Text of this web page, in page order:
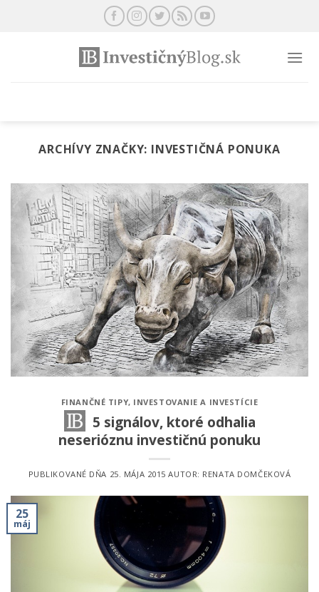
ARCHÍVY ZNAČKY: INVESTIČNÁ PONUKA
FINANČNÉ TIPY, INVESTOVANIE A INVESTÍCIE
5 signálov, ktoré odhalia
neserióznu investičnú ponuku
PUBLIKOVANÉ DŇA 25. MÁJA 2015 AUTOR: RENATA DOMČEKOVÁ
25
máj